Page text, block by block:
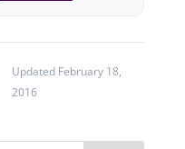
Updated February 18,
2016